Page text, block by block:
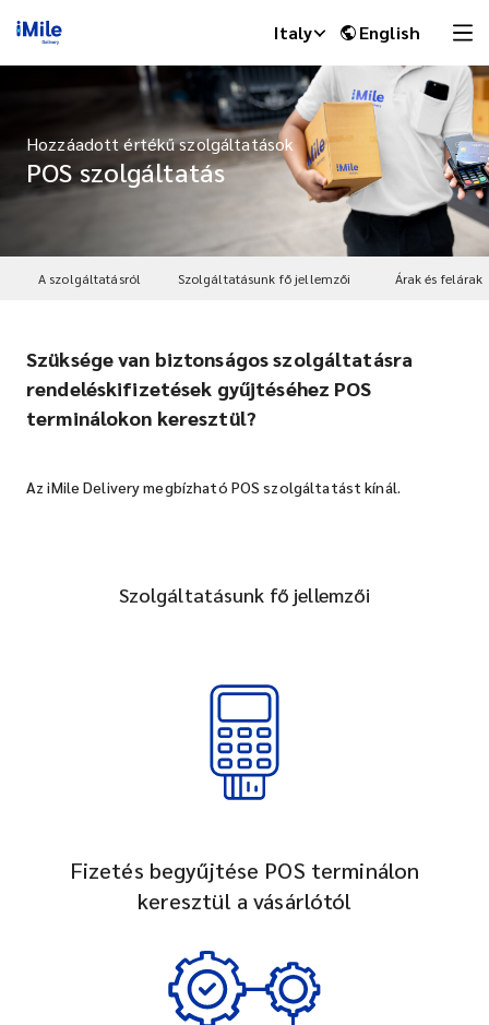
Italy English
Hozzáadott értékű szolgáltatások
POS szolgáltatás
A szolgáltatásról Szolgáltatásunk fő jellemzői Árak és felárak
Szüksége van biztonságos szolgáltatásra
rendeléskifizetések gyűjtéséhez POS
terminálokon keresztül?
Az iMile Delivery megbízható POS szolgáltatást kínál.
Szolgáltatásunk fő jellemzői
Fizetés begyűjtése POS terminálon
keresztül a vásárlótól
iMile Chat